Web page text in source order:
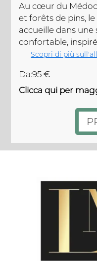
Au cœur du
et forêts de pins,
accueille dans une
confortable,
Scopri di più
Da:95 €
Clicca qui per